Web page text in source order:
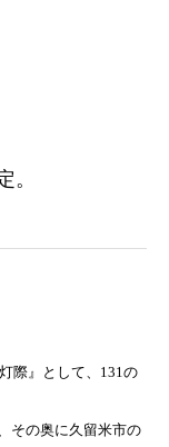
。
際』として、131の
その奥に久留米市の